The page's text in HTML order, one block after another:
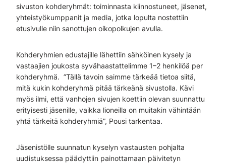
sivuston kohderyhmät: toiminnasta kiinnostuneet, jäsenet,
yhteistyökumppanit ja media, jotka lopulta nostettiin
etusivulle niin sanottujen oikopolkujen avulla.
Kohderyhmien edustajille lähettiin sähköinen kysely ja
vastaajien joukosta syvähaastattelimme 1–2 henkilöä per
kohderyhmä. ”Tällä tavoin saimme tärkeää tietoa siitä,
mitä kukin kohderyhmä pitää tärkeänä sivustolla. Kävi
myös ilmi, että vanhojen sivujen koettiin olevan suunnattu
erityisesti jäsenille, vaikka lioneilla on muitakin vähintään
yhtä tärkeitä kohderyhmiä”, Pousi tarkentaa.
Jäsenistölle suunnatun kyselyn vastausten pohjalta
uudistuksessa päädyttiin painottamaan päivitetyn